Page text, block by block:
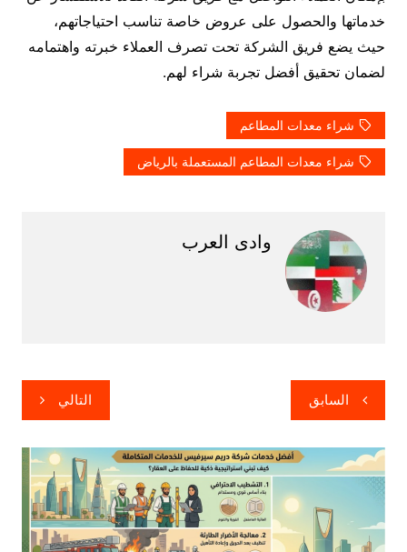
خدماتها والحصول على عروض خاصة تناسب احتياجاتهم،
حيث يضع فريق الشركة تحت تصرف العملاء خبرته واهتمامه
لضمان تحقيق أفضل تجربة شراء لهم.
شراء معدات المطاعم
شراء معدات المطاعم المستعملة بالرياض
وادى العرب
تصفّح
المقالات
السابق التالي